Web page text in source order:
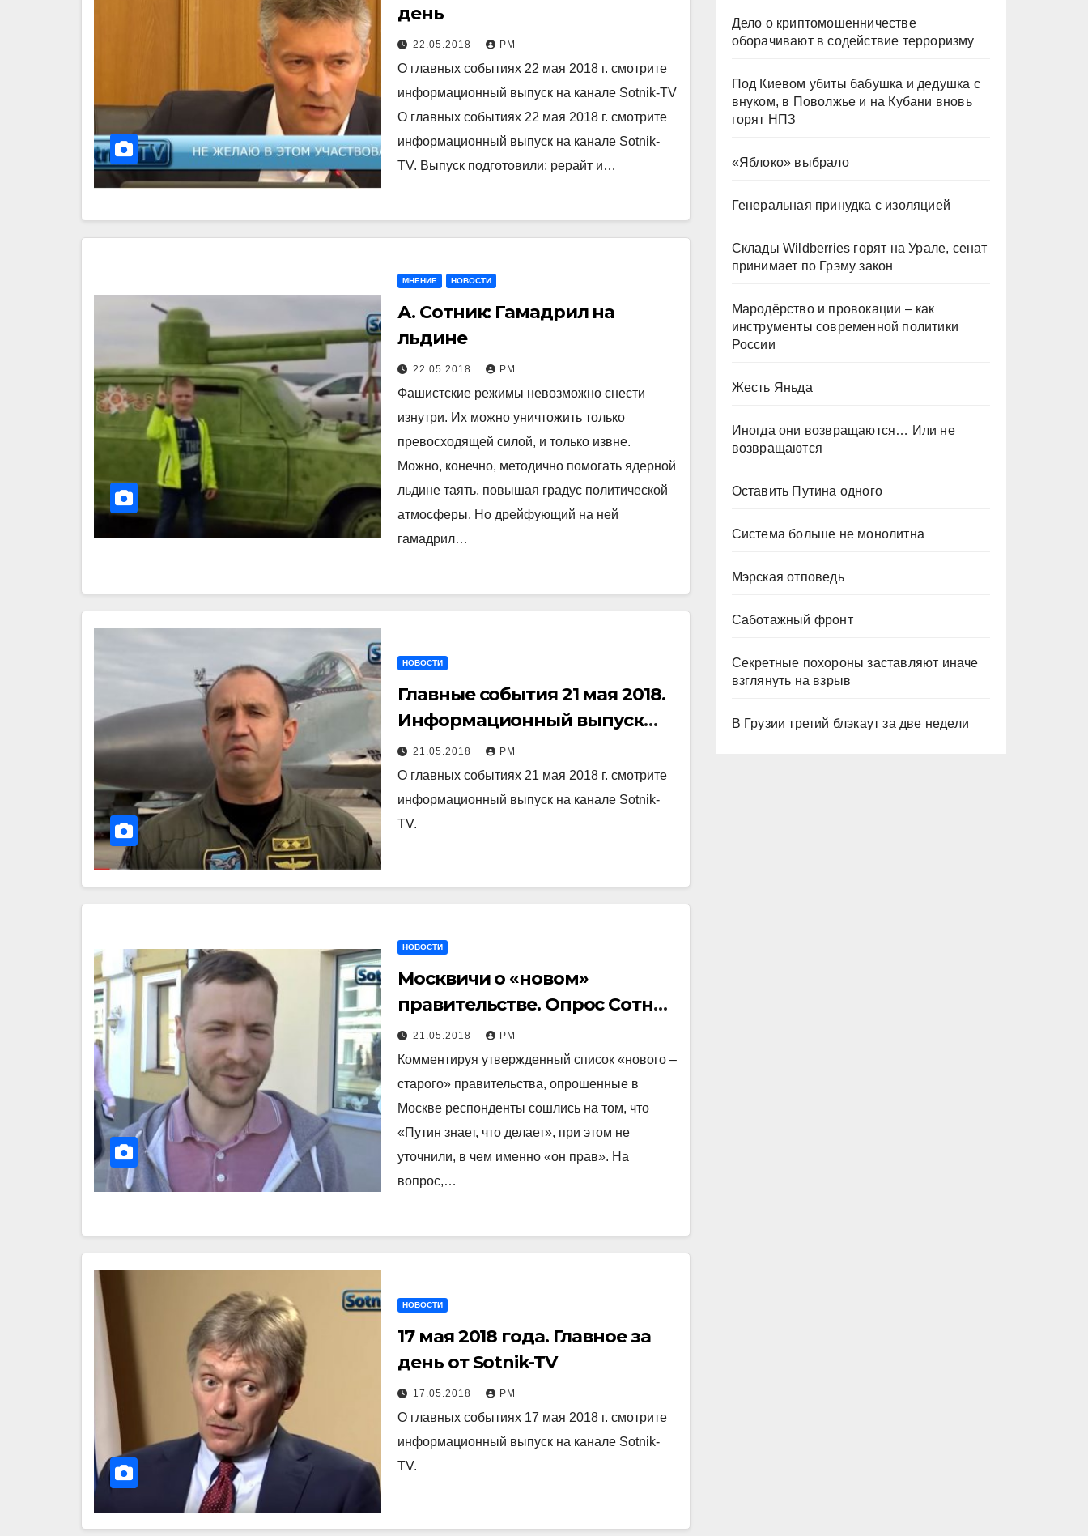
день
22.05.2018 РМ
О главных событиях 22 мая 2018 г. смотрите
информационный выпуск на канале Sotnik-TV
О главных событиях 22 мая 2018 г. смотрите
информационный выпуск на канале Sotnik-
TV. Выпуск подготовили: рерайт и…
МНЕНИЕ НОВОСТИ
А. Сотник: Гамадрил на
льдине
22.05.2018 РМ
Фашистские режимы невозможно снести
изнутри. Их можно уничтожить только
превосходящей силой, и только извне.
Можно, конечно, методично помогать ядерной
льдине таять, повышая градус политической
атмосферы. Но дрейфующий на ней
гамадрил…
НОВОСТИ
Главные события 21 мая 2018.
Информационный выпуск
Sotnik-TV
21.05.2018 РМ
О главных событиях 21 мая 2018 г. смотрите
информационный выпуск на канале Sotnik-
TV.
НОВОСТИ
Москвичи о «новом»
правительстве. Опрос Сотник
Тв21.05.2018 РМ
Комментируя утвержденный список «нового –
старого» правительства, опрошенные в
Москве респонденты сошлись на том, что
«Путин знает, что делает», при этом не
уточнили, в чем именно «он прав». На
вопрос,…
НОВОСТИ
17 мая 2018 года. Главное за
день от Sotnik-TV
17.05.2018 РМ
О главных событиях 17 мая 2018 г. смотрите
информационный выпуск на канале Sotnik-
TV.
Дело о криптомошенничестве
оборачивают в содействие терроризму
Под Киевом убиты бабушка и дедушка с
внуком, в Поволжье и на Кубани вновь
горят НПЗ
«Яблоко» выбрало
Генеральная принудка с изоляцией
Склады Wildberries горят на Урале, сенат
принимает по Грэму закон
Мародёрство и провокации – как
инструменты современной политики
России
Жесть Яньда
Иногда они возвращаются… Или не
возвращаются
Оставить Путина одного
Система больше не монолитна
Мэрская отповедь
Саботажный фронт
Секретные похороны заставляют иначе
взглянуть на взрыв
В Грузии третий блэкаут за две недели